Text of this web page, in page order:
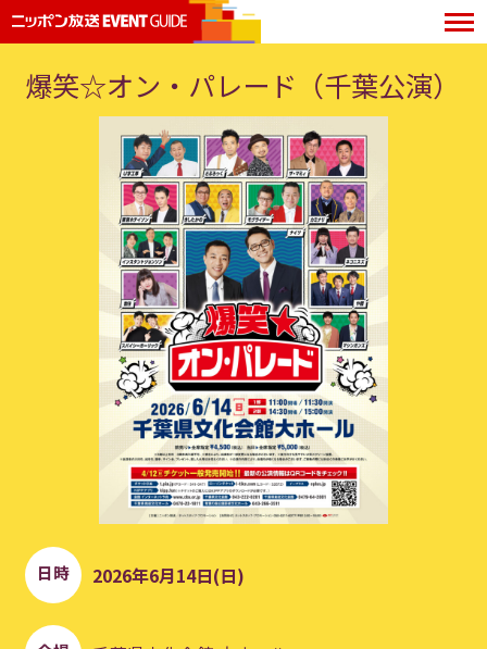
爆笑☆オン・パレード（千葉公演）
日時 2026年6月14日(日)